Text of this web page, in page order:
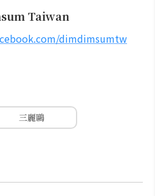
Taiwan
dimdimsumtw
三麗鷗